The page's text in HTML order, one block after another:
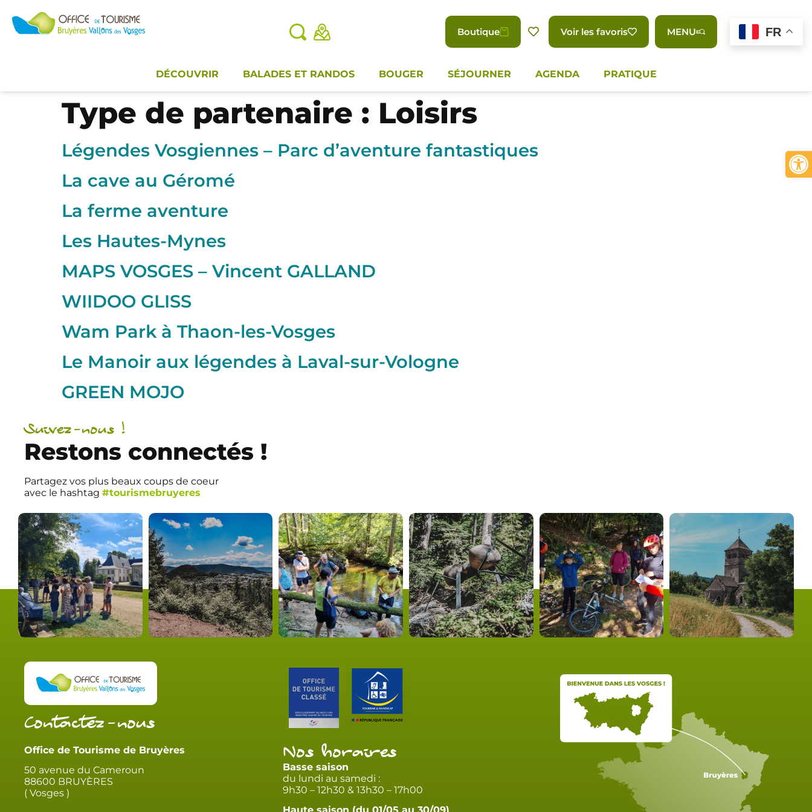
Boutique Voir les favoris MENU FR
DÉCOUVRIR BALADES ET RANDOS BOUGER SÉJOURNER AGENDA PRATIQUE
Type de partenaire : Loisirs
Légendes Vosgiennes – Parc d’aventure fantastiques
La cave au Géromé
La ferme aventure
Les Hautes-Mynes
MAPS VOSGES – Vincent GALLAND
WIIDOO GLISS
Wam Park à Thaon-les-Vosges
Le Manoir aux légendes à Laval-sur-Vologne
GREEN MOJO
Suivez-nous !
Restons connectés !
Partagez vos plus beaux coups de coeur
avec le hashtag #tourismebruyeres
Contactez-nous
Office de Tourisme de Bruyères
50 avenue du Cameroun
88600 BRUYÈRES
( Vosges )
Nos horaires
Basse saison
du lundi au samedi :
9h30 – 12h30 & 13h30 – 17h00